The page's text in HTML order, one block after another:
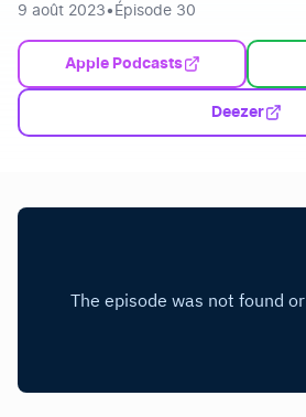
9 août 2023• Épisode 30
Apple Podcasts
Deezer